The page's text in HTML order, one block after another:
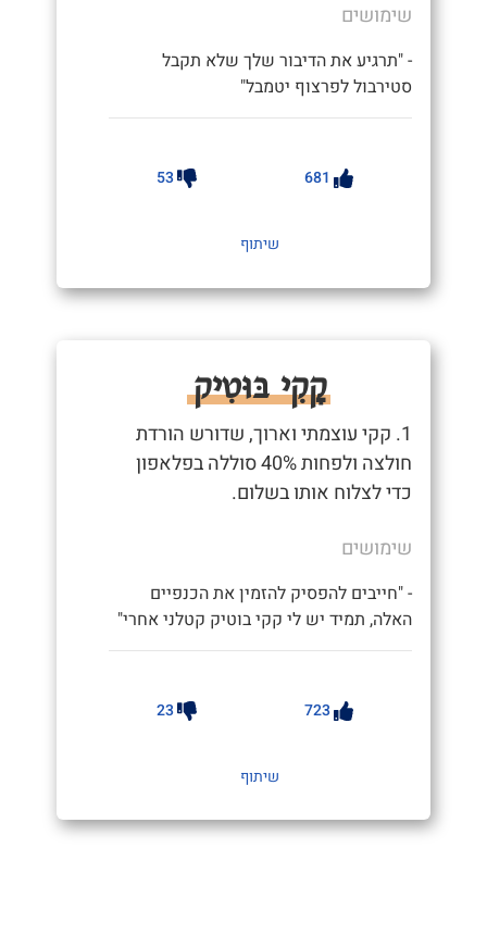
שימושים
- "תרגיע את הדיבור שלך שלא תקבל
סטירבול לפרצוף יטמבל"
681
53
שיתוף
קָקִי בּוּטִיק
1. קקי עוצמתי וארוך, שדורש הורדת
חולצה ולפחות 40% סוללה בפלאפון
כדי לצלוח אותו בשלום.
שימושים
- "חייבים להפסיק להזמין את הכנפיים
האלה, תמיד יש לי קקי בוטיק קטלני אחרי"
723
23
שיתוף